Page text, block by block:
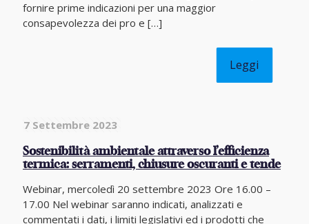
fornire prime indicazioni per una maggior
consapevolezza dei pro e […]
Leggi
7 Settembre 2023
Sostenibilità ambientale attraverso l’efficienza
termica: serramenti, chiusure oscuranti e tende
Webinar, mercoledì 20 settembre 2023 Ore 16.00 –
17.00 Nel webinar saranno indicati, analizzati e
commentati i dati, i limiti legislativi ed i prodotti che